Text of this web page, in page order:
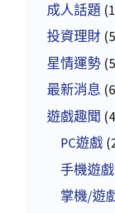
成人話題
投資理財
星情運勢
最新消息
遊戲趣聞
PC遊戲
手機遊戲
掌機/遊